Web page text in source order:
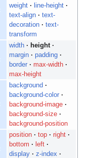
weight
line-height
text-align
text-
decoration
text-
transform
width
height
margin
padding
border
max-width
max-height
background
background-color
background-image
background-size
background-position
position top
right
bottom
left
display
z-index